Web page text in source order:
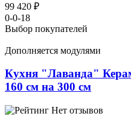
99 420 ₽
0-0-18
Выбор покупателей
Дополняется модулями
Кухня "Лаванда"
160 см на 300 см
Нет отзывов